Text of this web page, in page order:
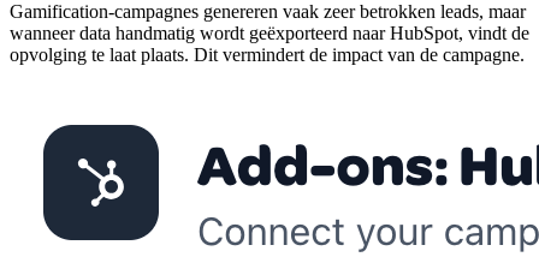
Gamification-campagnes genereren vaak zeer betrokken leads, maar
wanneer data handmatig wordt geëxporteerd naar HubSpot, vindt de
opvolging te laat plaats. Dit vermindert de impact van de campagne.